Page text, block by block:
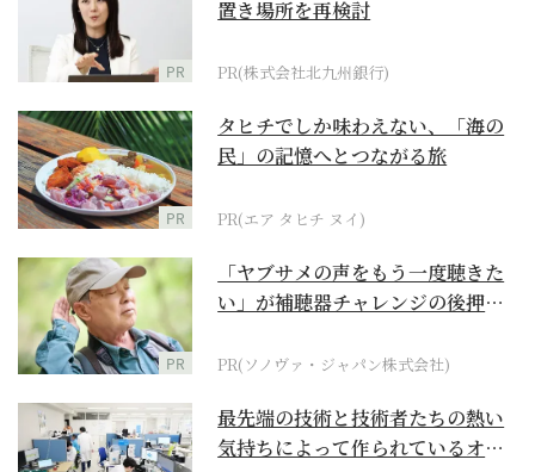
PR
置き場所を再検討
PR(株式会社北九州銀行)
PR
タヒチでしか味わえない、「海の
民」の記憶へとつながる旅
PR(エア タヒチ ヌイ)
PR
「ヤブサメの声をもう一度聴きた
い」が補聴器チャレンジの後押し
PR(ソノヴァ・ジャパン株式会社)
最先端の技術と技術者たちの熱い
気持ちによって作られているオー